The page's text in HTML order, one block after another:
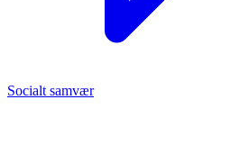
Socialt samvær